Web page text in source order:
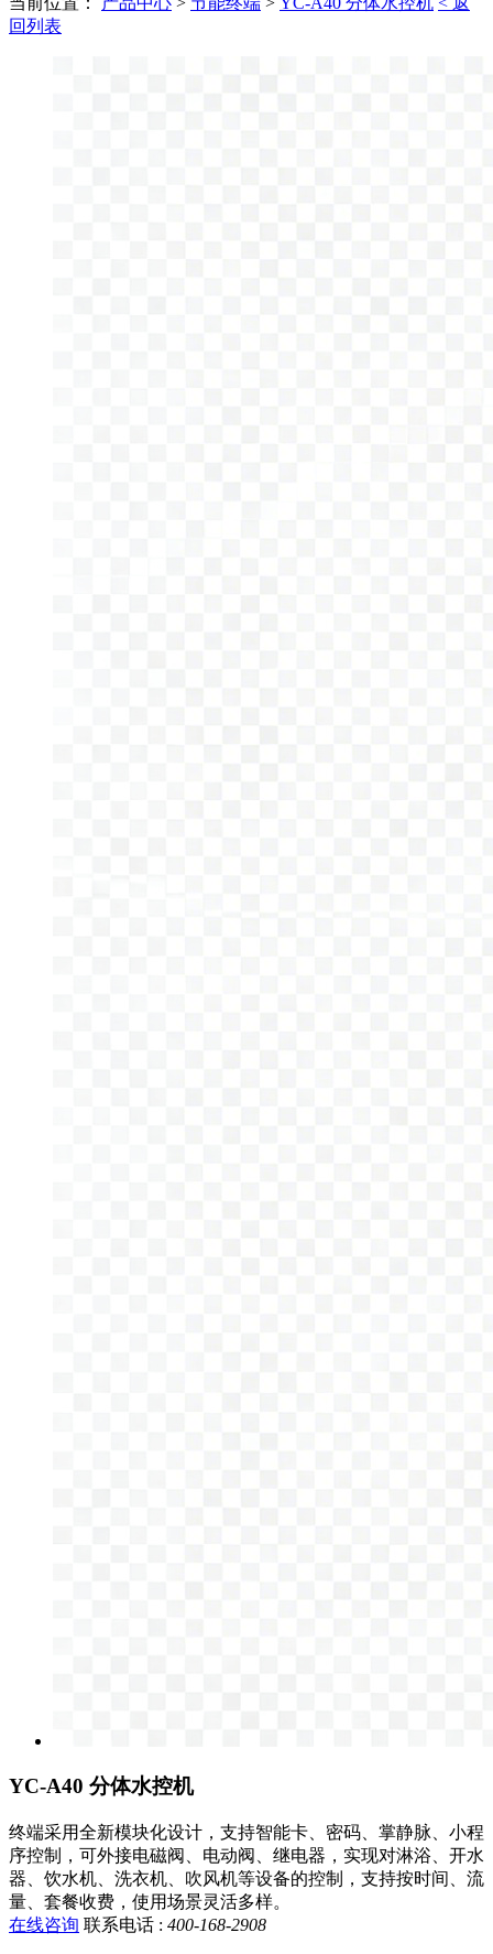
回列表
YC-A40 分体水控机
终端采用全新模块化设计，支持智能卡、密码、掌静脉、小程
序控制，可外接电磁阀、电动阀、继电器，实现对淋浴、开水
器、饮水机、洗衣机、吹风机等设备的控制，支持按时间、流
量、套餐收费，使用场景灵活多样。
在线咨询 联系电话 : 400-168-2908